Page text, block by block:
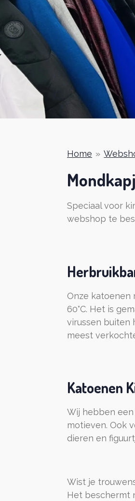
Home »
Speciaal voor
webshop te
Onze katoenen
60°C. Het is
virussen buiten
meest
Katoenen
Wij hebben
motieven. Ook
dieren en
Wist je
Het beschermt